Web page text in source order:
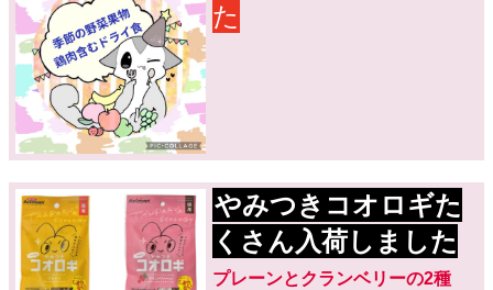
た
やみつきコオロギた
くさん入荷しました
プレーンとクランベリーの2種